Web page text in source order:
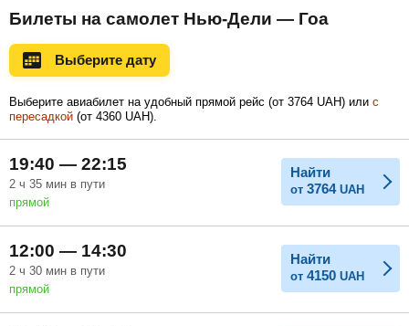
Сентябрь Октябрь
Ноябрь
Билеты на самолет Нью-Дели — Гоа
Выберите дату
Выберите авиабилет на удобный прямой рейс (от 3764 UAH) или с
пересадкой (от 4360 UAH).
19:40 — 22:15
2 ч 35 мин в пути
прямой
Найти
от 3764 UAH
12:00 — 14:30
2 ч 30 мин в пути
прямой
Найти
от 4150 UAH